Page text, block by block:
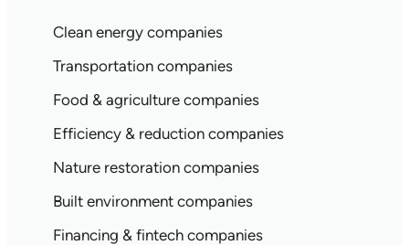
Clean energy companies
Transportation companies
Food & agriculture companies
Efficiency & reduction companies
Nature restoration companies
Built environment companies
Financing & fintech companies